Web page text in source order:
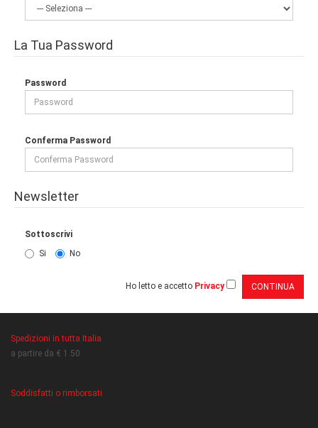
La Tua Password
Password
Conferma Password
Newsletter
Sottoscrivi
Si
No
Ho letto e accetto Privacy
Spedizioni in tutta Italia
a partire da € 1.50
Soddisfatti o rimborsati